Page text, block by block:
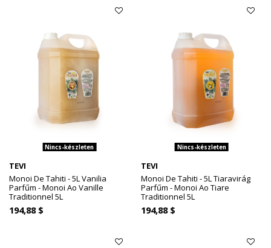
Nincs-készleten
TEVI
Monoi De Tahiti - 5L Vanilia
Parfűm - Monoi Ao Vanille
Traditionnel 5L
194,88 $
Nincs-készleten
TEVI
Monoi De Tahiti - 5L Tiaravirág
Parfűm - Monoi Ao Tiare
Traditionnel 5L
194,88 $